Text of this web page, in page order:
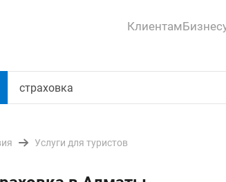
Клиентам
Услуги для туристов